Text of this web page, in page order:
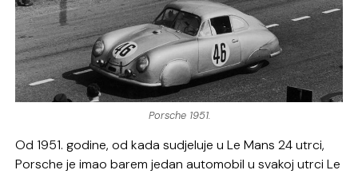
Porsche 1951.
Od 1951. godine, od kada sudjeluje u Le Mans 24 utrci,
Porsche je imao barem jedan automobil u svakoj utrci Le